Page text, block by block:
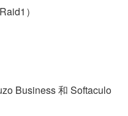
）
Business 和 Softaculo